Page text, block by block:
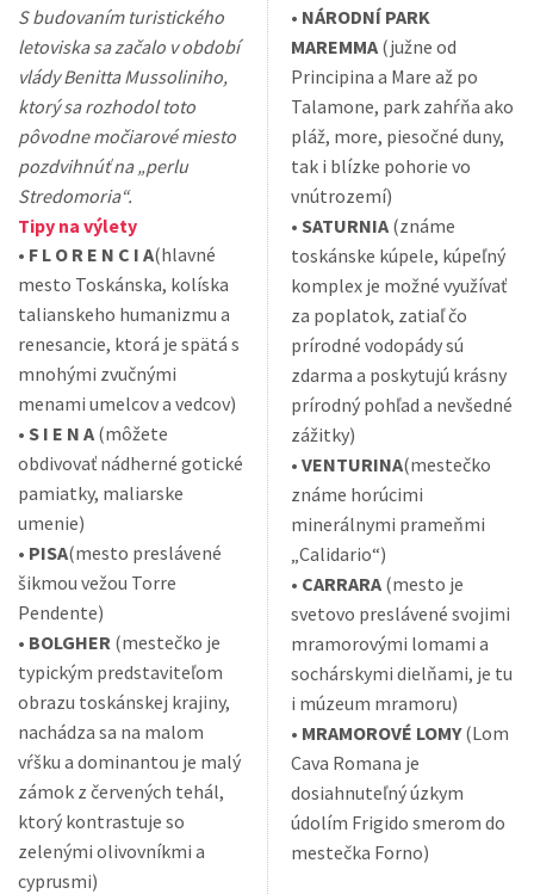
S budovaním turistického
letoviska sa začalo v období
vlády Benitta Mussoliniho,
ktorý sa rozhodol toto
pôvodne močiarové miesto
pozdvihnúť na „perlu
Stredomoria“.
Tipy na výlety
• F L O R E N C I A(hlavné
mesto Toskánska, kolíska
talianskeho humanizmu a
renesancie, ktorá je spätá s
mnohými zvučnými
menami umelcov a vedcov)
• S I E N A (môžete
obdivovať nádherné gotické
pamiatky, maliarske
umenie)
• PISA(mesto preslávené
šikmou vežou Torre
Pendente)
• BOLGHER (mestečko je
typickým predstaviteľom
obrazu toskánskej krajiny,
nachádza sa na malom
vŕšku a dominantou je malý
zámok z červených tehál,
ktorý kontrastuje so
zelenými olivovníkmi a
cyprusmi)
• NÁRODNÍ PARK
MAREMMA (južne od
Principina a Mare až po
Talamone, park zahŕňa ako
pláž, more, piesočné duny,
tak i blízke pohorie vo
vnútrozemí)
• SATURNIA (známe
toskánske kúpele, kúpeľný
komplex je možné využívať
za poplatok, zatiaľ čo
prírodné vodopády sú
zdarma a poskytujú krásny
prírodný pohľad a nevšedné
zážitky)
• VENTURINA(mestečko
známe horúcimi
minerálnymi prameňmi
„Calidario“)
• CARRARA (mesto je
svetovo preslávené svojimi
mramorovými lomami a
sochárskymi dielňami, je tu
i múzeum mramoru)
• MRAMOROVÉ LOMY(Lom
Cava Romana je
dosiahnuteľný úzkym
údolím Frigido smerom do
mestečka Forno)